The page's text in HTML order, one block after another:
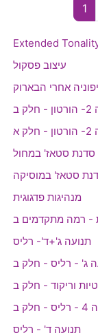
1
Extended
עיצוב פסקול
אחרי הבארוק
סדנת סטאז' במחול
סטאז' במוסיקה
מנהיגות פדגוגית
תנועה ג'+ד'- רליס
תנועה ד' - רליס